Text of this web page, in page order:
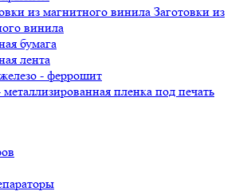
Заготовки из
винила
бумага
лента
- феррошит
пленка под печать